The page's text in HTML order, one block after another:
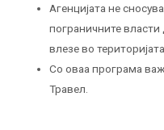
Агенцијата не
пограничните
влезе во
Со оваа програма
Травел.